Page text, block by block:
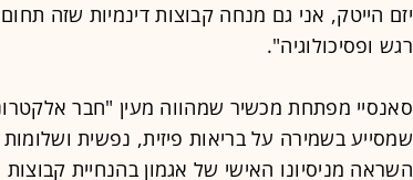
יזם הייטק, אני גם מנחה קבוצות דינמיות שזה
רגש ופסיכולוגיה".
סאנסיי מפתחת מכשיר שמהווה מעין "חבר
השראה מניסיונו האישי של אגמון בהנחיית